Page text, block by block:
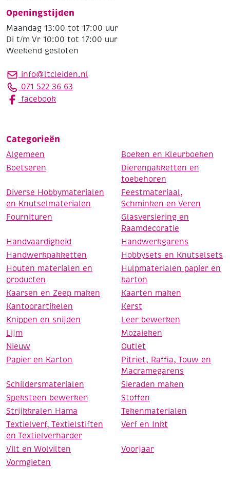
Openingstijden
Maandag 13:00 tot 17:00 uur
Di t/m Vr 10:00 tot 17:00 uur
Weekend gesloten
info@ltcleiden.nl
071 522 36 63
facebook
Categorieën
Algemeen
Boeken en Kleurboeken
Boetseren
Dierenpakketten en
toebehoren
Diverse Hobbymaterialen
en Knutselmaterialen
Feestmateriaal,
Schminken en Veren
Fournituren
Glasversiering en
Raamdecoratie
Handvaardigheid
Handwerkgarens
Handwerkpakketten
Hobbysets en Knutselsets
Houten materialen en
producten
Hulpmaterialen papier en
karton
Kaarsen en Zeep maken
Kaarten maken
Kantoorartikelen
Kerst
Knippen en snijden
Leer bewerken
Lijm
Mozaieken
Nieuw
Outlet
Papier en Karton
Pitriet, Raffia, Touw en
Macramegarens
Schildersmaterialen
Sieraden maken
Speksteen bewerken
Stoffen
Strijkkralen Hama
Tekenmaterialen
Textielverf, Textielstiften
en Textielverharder
Verf en Inkt
Vilt en Wolvilten
Voorjaar
Vormgieten